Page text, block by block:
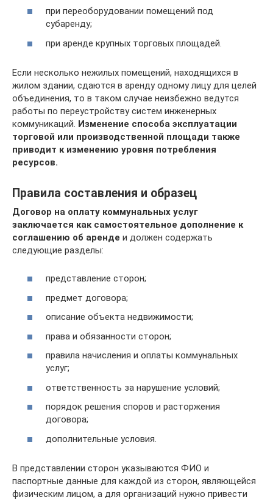
при переоборудовании помещений под
субаренду;
при аренде крупных торговых площадей.
Если несколько нежилых помещений, находящихся в
жилом здании, сдаются в аренду одному лицу для целей
объединения, то в таком случае неизбежно ведутся
работы по переустройству систем инженерных
коммуникаций. Изменение способа эксплуатации
торговой или производственной площади также
приводит к изменению уровня потребления
ресурсов.
Правила составления и образец
Договор на оплату коммунальных услуг
заключается как самостоятельное дополнение к
соглашению об аренде и должен содержать
следующие разделы:
представление сторон;
предмет договора;
описание объекта недвижимости;
права и обязанности сторон;
правила начисления и оплаты коммунальных
услуг;
ответственность за нарушение условий;
порядок решения споров и расторжения
договора;
дополнительные условия.
В представлении сторон указываются ФИО и
паспортные данные для каждой из сторон, являющейся
физическим лицом, а для организаций нужно привести